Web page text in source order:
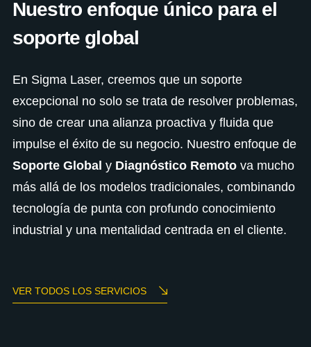
Nuestro enfoque único para el
soporte global
En Sigma Laser, creemos que un soporte
excepcional no solo se trata de resolver problemas,
sino de crear una alianza proactiva y fluida que
impulse el éxito de su negocio. Nuestro enfoque de
Soporte Global y Diagnóstico Remotova mucho
más allá de los modelos tradicionales, combinando
tecnología de punta con profundo conocimiento
industrial y una mentalidad centrada en el cliente.
VER TODOS LOS SERVICIOS